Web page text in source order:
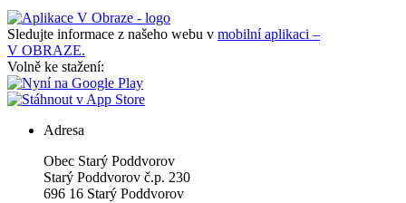
Sledujte informace z našeho webu v mobilní aplikaci –
V OBRAZE.
Volně ke stažení:
Adresa
Obec Starý Poddvorov
Starý Poddvorov č.p. 230
696 16 Starý Poddvorov